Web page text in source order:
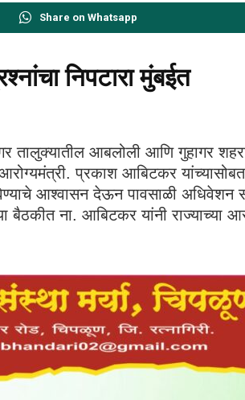
Share on Whatsapp
निपटारा मुंबईत
तालुक्यातील आबलोली आणि गुहागर
आरोग्यमंत्री. प्रकाश आबिटकर
आश्वासन देऊन पावसाळी अधिवेशन
बैठकीत ना. आबिटकर यांनी राज्याच्या